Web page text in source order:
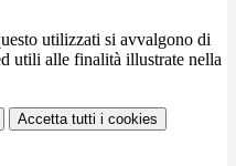
utilizzati si avvalgono di
utili alle finalità illustrate nella
Accetta tutti i cookies